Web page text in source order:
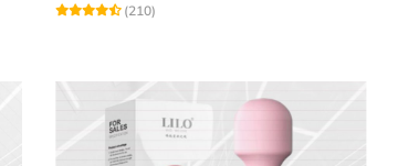
(210)